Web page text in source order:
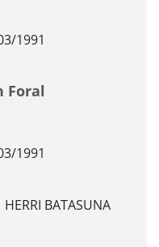
1991
Foral
1991
HERRI BATASUNA